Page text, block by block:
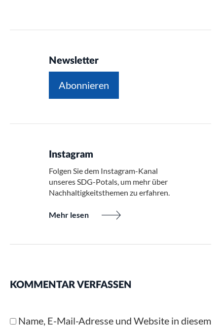
Newsletter
Abonnieren
Instagram
Folgen Sie dem Instagram-Kanal
unseres SDG-Potals, um mehr über
Nachhaltigkeitsthemen zu erfahren.
Mehr lesen
KOMMENTAR VERFASSEN
Name, E-Mail-Adresse und Website in diesem